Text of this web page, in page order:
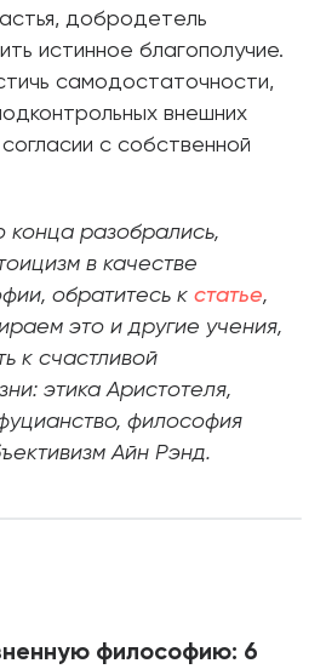
добродетель
истинное благополучие.
самодостаточности,
внешних
с собственной
конца разобрались,
в качестве
обратитесь к статье,
это и другие учения,
к счастливой
этика Аристотеля,
философия
Айн Рэнд.
философию: 6